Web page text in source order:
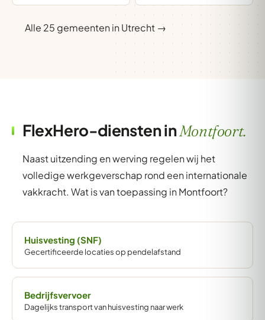
Alle 25 gemeenten in Utrecht →
FlexHero-diensten inMontfoort.
Naast uitzending en werving regelen wij het
volledige werkgeverschap rond een internationale
vakkracht. Wat is van toepassing in Montfoort?
Huisvesting (SNF)
Gecertificeerde locaties op pendelafstand
Bedrijfsvervoer
Dagelijks transport van huisvesting naar werk